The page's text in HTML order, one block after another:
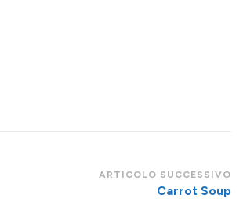
ARTICOLO SUCCESSIVO
Carrot Soup